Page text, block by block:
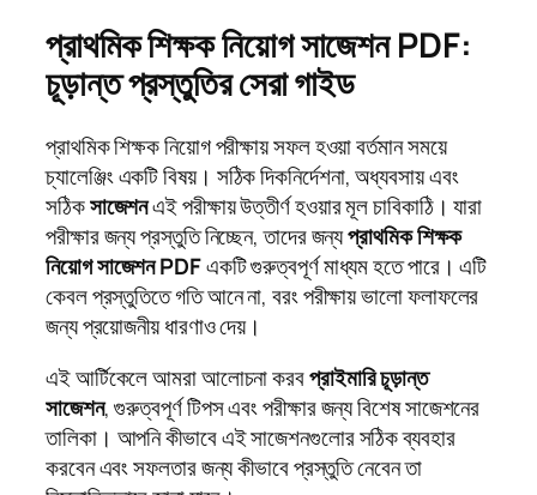
প্রাথমিক শিক্ষক নিয়োগ সাজেশন PDF:
চূড়ান্ত প্রস্তুতির সেরা গাইড
প্রাথমিক শিক্ষক নিয়োগ পরীক্ষায় সফল হওয়া বর্তমান সময়ে
চ্যালেঞ্জিং একটি বিষয়। সঠিক দিকনির্দেশনা, অধ্যবসায় এবং
সঠিকসাজেশনএই পরীক্ষায় উত্তীর্ণ হওয়ার মূল চাবিকাঠি। যারা
পরীক্ষার জন্য প্রস্তুতি নিচ্ছেন, তাদের জন্যপ্রাথমিক শিক্ষক
নিয়োগ সাজেশন PDFএকটি গুরুত্বপূর্ণ মাধ্যম হতে পারে। এটি
কেবল প্রস্তুতিতে গতি আনে না, বরং পরীক্ষায় ভালো ফলাফলের
জন্য প্রয়োজনীয় ধারণাও দেয়।
এই আর্টিকেলে আমরা আলোচনা করবপ্রাইমারি চূড়ান্ত
সাজেশন, গুরুত্বপূর্ণ টিপস এবং পরীক্ষার জন্য বিশেষ সাজেশনের
তালিকা। আপনি কীভাবে এই সাজেশনগুলোর সঠিক ব্যবহার
করবেন এবং সফলতার জন্য কীভাবে প্রস্তুতি নেবেন তা